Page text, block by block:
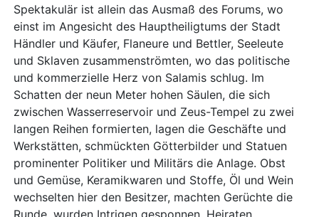
Spektakulär ist allein das Ausmaß des Forums, wo
einst im Angesicht des Hauptheiligtums der Stadt
Händler und Käufer, Flaneure und Bettler, Seeleute
und Sklaven zusammenströmten, wo das politische
und kommerzielle Herz von Salamis schlug. Im
Schatten der neun Meter hohen Säulen, die sich
zwischen Wasserreservoir und Zeus-Tempel zu zwei
langen Reihen formierten, lagen die Geschäfte und
Werkstätten, schmückten Götterbilder und Statuen
prominenter Politiker und Militärs die Anlage. Obst
und Gemüse, Keramikwaren und Stoffe, Öl und Wein
wechselten hier den Besitzer, machten Gerüchte die
Runde, wurden Intrigen gesponnen, Heiraten